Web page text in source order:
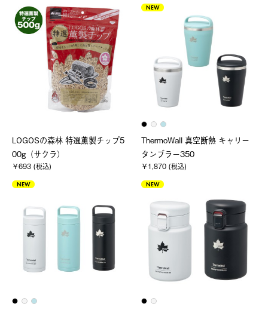
LOGOSの森林 特選薫製チップ5
00g（サクラ）
￥693 (税込)
NEW
ThermoWall 真空断熱 キャリー
タンブラー350
￥1,870 (税込)
NEW NEW